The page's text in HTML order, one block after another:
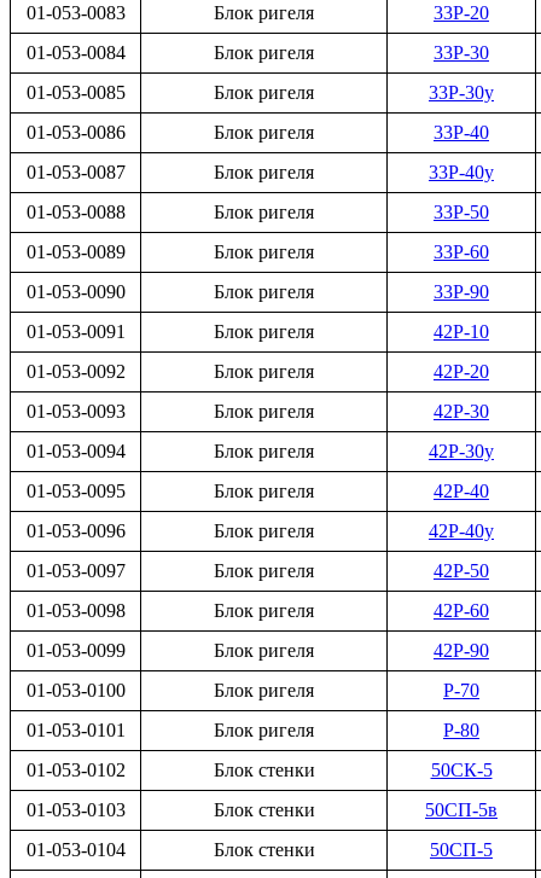
01-053-0083
Блок ригеля
33Р-20
01-053-0084
Блок ригеля
33Р-30
01-053-0085
Блок ригеля
33Р-30у
01-053-0086
Блок ригеля
33Р-40
01-053-0087
Блок ригеля
33Р-40у
01-053-0088
Блок ригеля
33Р-50
01-053-0089
Блок ригеля
33Р-60
01-053-0090
Блок ригеля
33Р-90
01-053-0091
Блок ригеля
42Р-10
01-053-0092
Блок ригеля
42Р-20
01-053-0093
Блок ригеля
42Р-30
01-053-0094
Блок ригеля
42Р-30у
01-053-0095
Блок ригеля
42Р-40
01-053-0096
Блок ригеля
42Р-40у
01-053-0097
Блок ригеля
42Р-50
01-053-0098
Блок ригеля
42Р-60
01-053-0099
Блок ригеля
42Р-90
01-053-0100
Блок ригеля
Р-70
01-053-0101
Блок ригеля
Р-80
01-053-0102
Блок стенки
50СК-5
01-053-0103
Блок стенки
50СП-5в
01-053-0104
Блок стенки
50СП-5